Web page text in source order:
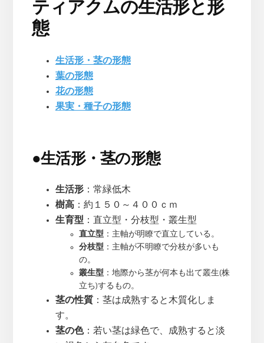
ティアクムの生活形と形
態
生活形・茎の形態
葉の形態
花の形態
果実・種子の形態
●生活形・茎の形態
生活形：常緑低木
樹高 ：約１５０～４００ｃｍ
生育型 ：直立型・分枝型・叢生型
直立型 ：主軸が明瞭で直立している。
分枝型 ：主軸が不明瞭で分枝が多いも
の。
叢生型 ：地際から茎が何本も出て叢生(株
立ち)するもの。
茎の性質：茎は成熟すると木質化しま
す。
茎の色：若い茎は緑色で、成熟すると淡